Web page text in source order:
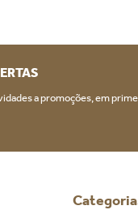
a promoções, em